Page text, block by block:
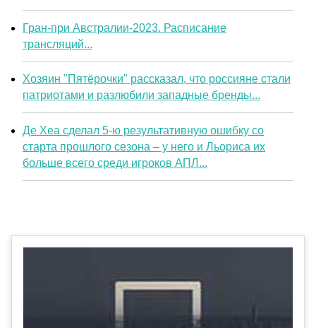
Гран-при Австралии-2023. Расписание
трансляций...
Хозяин "Пятёрочки" рассказал, что россияне стали
патриотами и разлюбили западные бренды...
Де Хеа сделал 5-ю результативную ошибку со
старта прошлого сезона – у него и Льориса их
больше всего среди игроков АПЛ...